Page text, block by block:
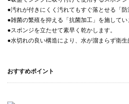
●汚れが付きにくく汚れてもすぐ落とせる「防
●雑菌の繁殖を抑える「抗菌加工」を施してい
●スポンジを立たせて素早く乾かします。
●水切れの良い構造により、水が溜まらず衛生
おすすめポイント